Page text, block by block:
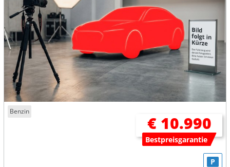
Benzin
€ 10.990
Bestpreisgarantie
P